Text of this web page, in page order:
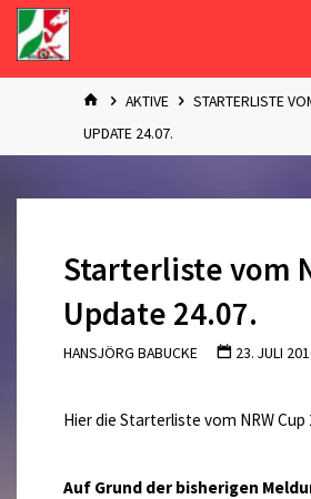
Zum
Inhalt
springen
STARTAKTIVE
STARTERLISTE
UPDATE 24.07.
Starterliste vom
Update 24.07.
HANSJÖRG BABUCKE 23. JULI
Hier die Starterliste vom NRW Cup
Auf Grund der bisherigen